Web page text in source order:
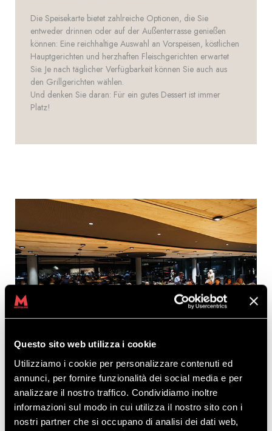
Questo sito web utilizza i cookie
Utilizziamo i cookie per personalizzare contenuti ed
annunci, per fornire funzionalità dei social media e per
analizzare il nostro traffico. Condividiamo inoltre
informazioni sul modo in cui utilizza il nostro sito con i
nostri partner che si occupano di analisi dei dati web,
Die Speisekarte bietet zahlreiche Optionen, die Sie
entweder drinnen oder auf der Außenterrasse genießen
können: Eine reichhaltige Auswahl an Vorspeisen, köstlichen
Hauptgerichten und herzhaften Fleischgerichten erwartet
Sie. Je nach täglicher Verfügbarkeit können Sie auch aus
den Grillgerichten wählen.
Und denken Sie daran: Für ein gutes Dessert ist immer
Platz!